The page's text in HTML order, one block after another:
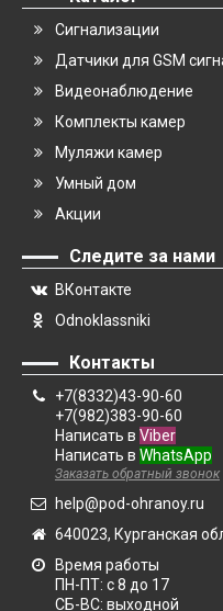
Сигнализации
Датчики для GSM
Видеонаблюдение
Комплекты камер
Муляжи камер
Умный дом
Акции
Следите за нами
ВКонтакте
Odnoklassniki
Контакты
+7(8332)43-90-60
+7(982)383-90-60
Написать в Viber
Написать в WhatsApp
Заказать обратный звонок
help@pod-ohranoy.ru
640023, Курганская
Время работы
ПН-ПТ: с 8 до 17
СБ-ВС: выходной